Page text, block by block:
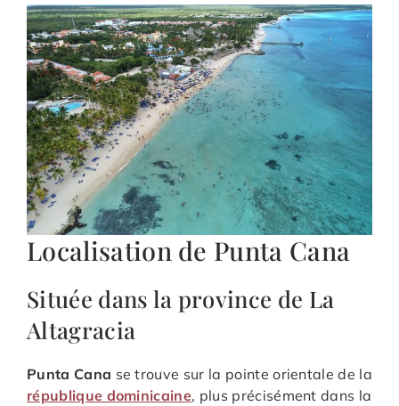
Localisation de Punta Cana
Située dans la province de La
Altagracia
Punta Cana se trouve sur la pointe orientale de la
république dominicaine, plus précisément dans la